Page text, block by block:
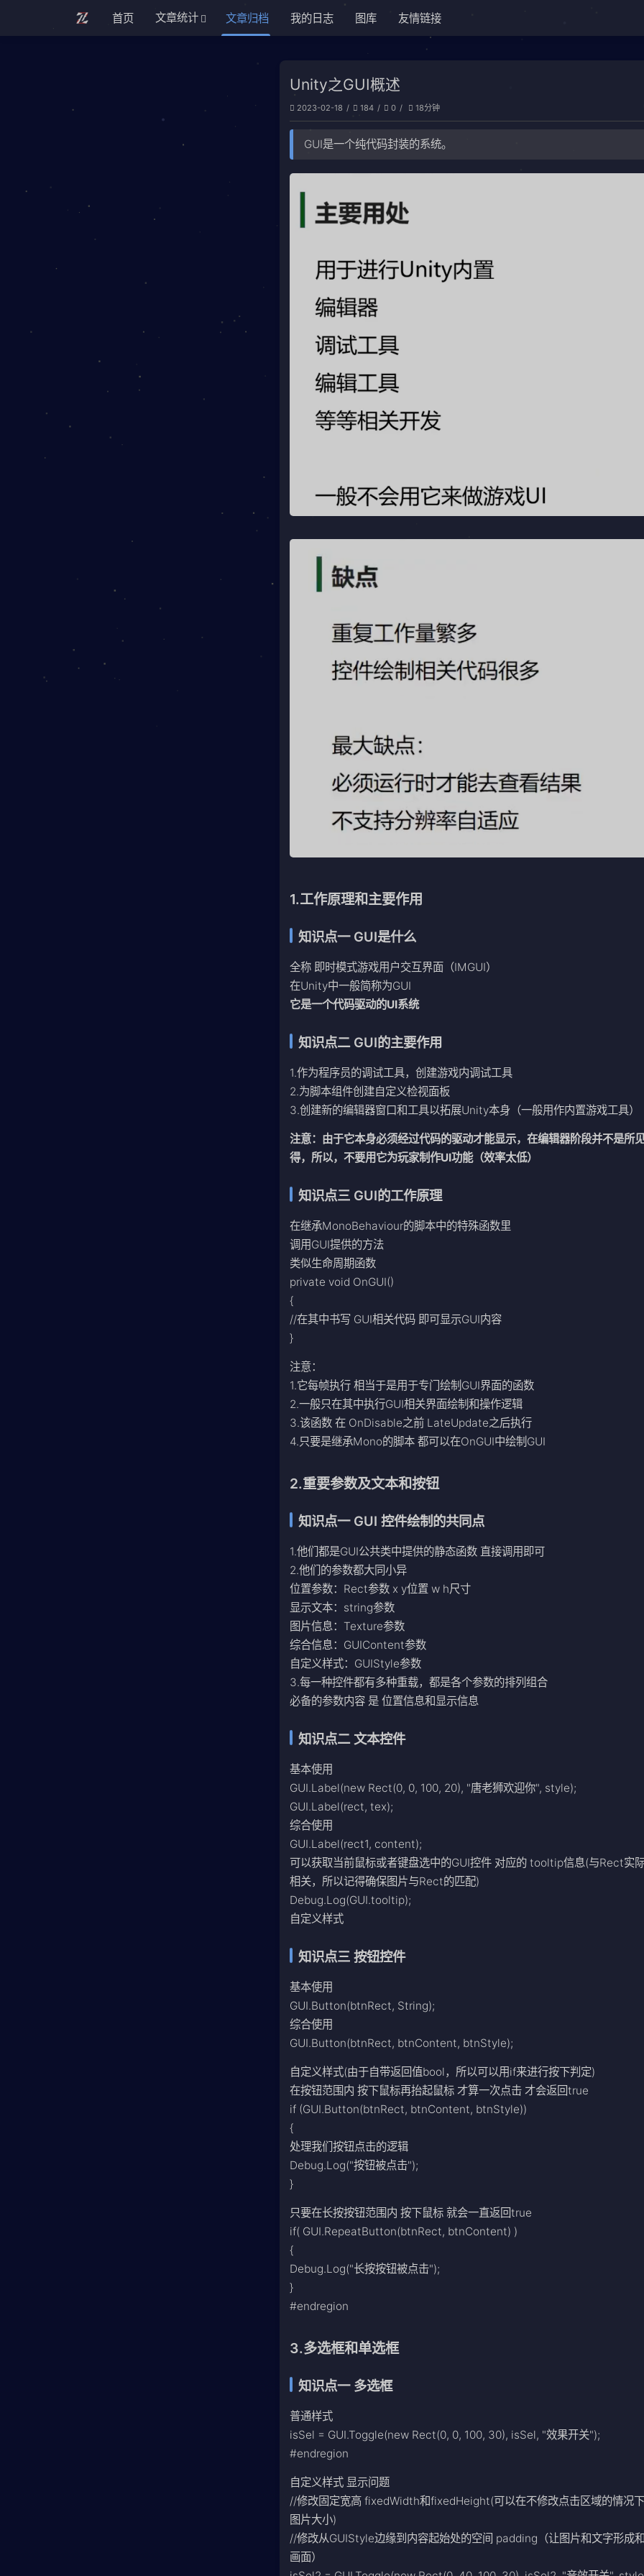
首页 文章统计 文章归档 我的日志 图库 友情链接
Unity之GUI概述
2023-02-18 184 0 18分钟
GUI是一个纯代码封装的系统。
1.工作原理和主要作用
知识点一 GUI是什么
全称 即时模式游戏用户交互界面（IMGUI）
在Unity中一般简称为GUI
它是一个代码驱动的UI系统
知识点二 GUI的主要作用
1.作为程序员的调试工具，创建游戏内调试工具
2.为脚本组件创建自定义检视面板
3.创建新的编辑器窗口和工具以拓展Unity本身（一般用作内置游戏工具）
注意：由于它本身必须经过代码的驱动才能显示，在编辑器阶段并不是所
得，所以，不要用它为玩家制作UI功能（效率太低）
知识点三 GUI的工作原理
在继承MonoBehaviour的脚本中的特殊函数里
调用GUI提供的方法
类似生命周期函数
private void OnGUI()
{
//在其中书写 GUI相关代码 即可显示GUI内容
}
注意：
1.它每帧执行 相当于是用于专门绘制GUI界面的函数
2.一般只在其中执行GUI相关界面绘制和操作逻辑
3.该函数 在 OnDisable之前 LateUpdate之后执行
4.只要是继承Mono的脚本 都可以在OnGUI中绘制GUI
2.重要参数及文本和按钮
知识点一 GUI 控件绘制的共同点
1.他们都是GUI公共类中提供的静态函数 直接调用即可
2.他们的参数都大同小异
位置参数：Rect参数 x y位置 w h尺寸
显示文本：string参数
图片信息：Texture参数
综合信息：GUIContent参数
自定义样式：GUIStyle参数
3.每一种控件都有多种重载，都是各个参数的排列组合
必备的参数内容 是 位置信息和显示信息
知识点二 文本控件
基本使用
GUI.Label(new Rect(0, 0, 100, 20), "唐老狮欢迎你", style);
GUI.Label(rect, tex);
综合使用
GUI.Label(rect1, content);
可以获取当前鼠标或者键盘选中的GUI控件 对应的 tooltip信息(与Rect实
相关，所以记得确保图片与Rect的匹配)
Debug.Log(GUI.tooltip);
自定义样式
知识点三 按钮控件
基本使用
GUI.Button(btnRect, String);
综合使用
GUI.Button(btnRect, btnContent, btnStyle);
自定义样式(由于自带返回值bool，所以可以用if来进行按下判定)
在按钮范围内 按下鼠标再抬起鼠标 才算一次点击 才会返回true
if (GUI.Button(btnRect, btnContent, btnStyle))
{
处理我们按钮点击的逻辑
Debug.Log("按钮被点击");
}
只要在长按按钮范围内 按下鼠标 就会一直返回true
if( GUI.RepeatButton(btnRect, btnContent) )
{
Debug.Log("长按按钮被点击");
}
#endregion
3.多选框和单选框
知识点一 多选框
普通样式
isSel = GUI.Toggle(new Rect(0, 0, 100, 30), isSel, "效果开关");
#endregion
自定义样式 显示问题
//修改固定宽高 fixedWidth和fixedHeight(可以在不修改点击区域的情况
图片大小)
//修改从GUIStyle边缘到内容起始处的空间 padding（让图片和文字形成
画面）